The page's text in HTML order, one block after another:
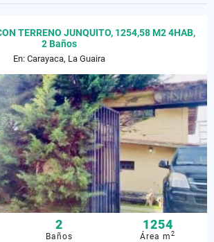
TERRENO JUNQUITO, 1254,58 M2 4HAB,
2 Baños
En: Carayaca, La Guaira
2
Baños
1254
Área m2